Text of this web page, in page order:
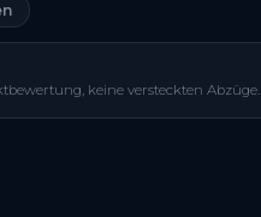
keine versteckten Abzüge.